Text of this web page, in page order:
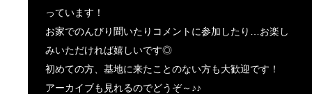
っています！
お家でのんびり聞いたりコメントに参加したり…お楽し
みいただければ嬉しいです◎
初めての方、基地に来たことのない方も大歓迎です！
アーカイブも見れるのでどうぞ～♪♪